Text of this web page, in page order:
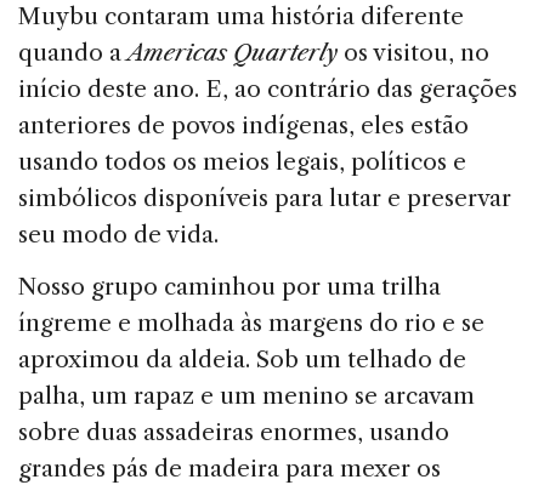
Muybu contaram uma história diferente
quando aAmericas Quarterly os visitou, no
início deste ano. E, ao contrário das gerações
anteriores de povos indígenas, eles estão
usando todos os meios legais, políticos e
simbólicos disponíveis para lutar e preservar
seu modo de vida.
Nosso grupo caminhou por uma trilha
íngreme e molhada às margens do rio e se
aproximou da aldeia. Sob um telhado de
palha, um rapaz e um menino se arcavam
sobre duas assadeiras enormes, usando
grandes pás de madeira para mexer os